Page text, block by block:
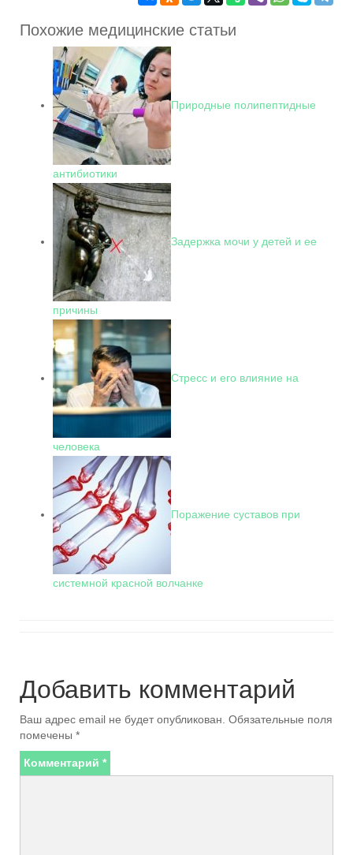
Похожие медицинские статьи
Природные полипептидные
антибиотики
Задержка мочи у детей и ее
причины
Стресс и его влияние на
человека
Поражение суставов при
системной красной волчанке
Добавить комментарий
Ваш адрес email не будет опубликован. Обязательные поля
помечены *
Комментарий *